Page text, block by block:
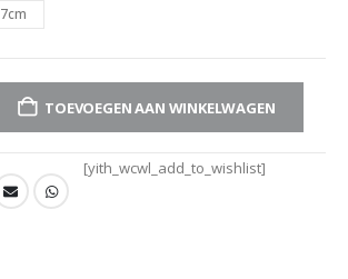
7cm
TOEVOEGEN AAN WINKELWAGEN
[yith_wcwl_add_to_wishlist]